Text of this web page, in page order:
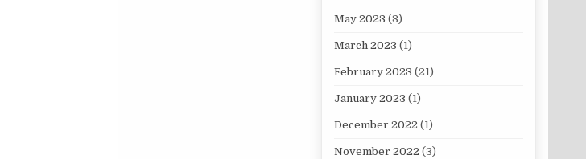
May 2023 (3)
March 2023 (1)
February 2023 (21)
January 2023 (1)
December 2022 (1)
November 2022 (3)